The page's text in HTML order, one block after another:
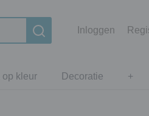
Inloggen
op kleur Decoratie +